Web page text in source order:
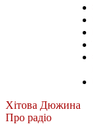
Хітова Дюжина
Про радіо